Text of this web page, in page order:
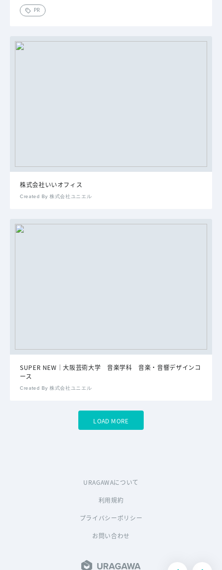
PR
株式会社いいオフィス
Created By 株式会社ユニエル
SUPER NEW｜大阪芸術大学 音楽学科 音楽・音響デザインコ
ース
Created By 株式会社ユニエル
LOAD MORE
URAGAWAについて
利用規約
プライバシーポリシー
お問い合わせ